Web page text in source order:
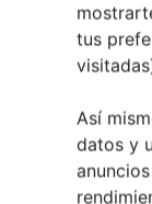
tus
Así
datos y